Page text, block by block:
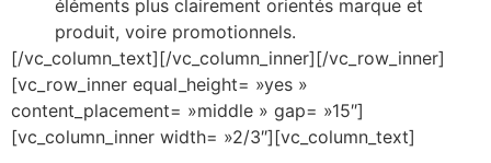
éléments plus clairement orientés marque et
produit, voire promotionnels.
[/vc_column_text][/vc_column_inner][/vc_row_inner]
[vc_row_inner equal_height= »yes »
content_placement= »middle » gap= »15″]
[vc_column_inner width= »2/3″][vc_column_text]